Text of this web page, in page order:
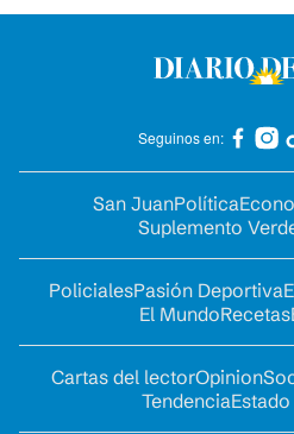
Seguinos en:
San JuanPolítica
Suplemento
PolicialesPasión Deportiva
El MundoRecetas
Cartas del lectorOpinion
Tendencia